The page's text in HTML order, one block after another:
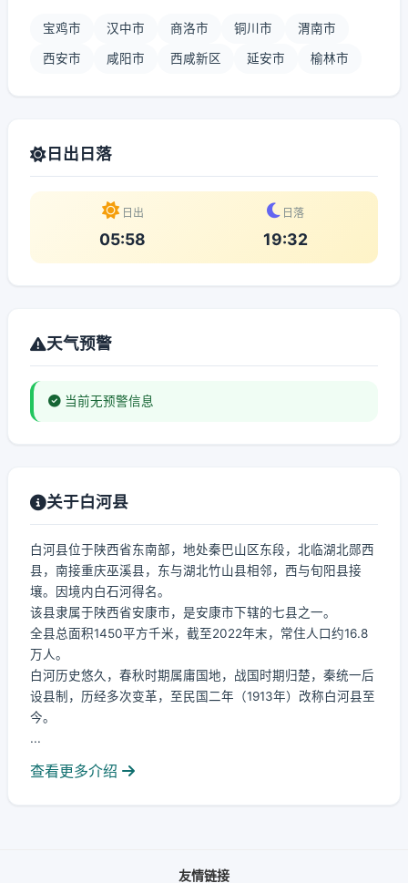
宝鸡市 汉中市 商洛市 铜川市 渭南市
西安市 咸阳市 西咸新区 延安市 榆林市
日出日落
日出
05:58
日落
19:32
天气预警
当前无预警信息
关于白河县
白河县位于陕西省东南部，地处秦巴山区东段，北临湖北郧西
县，南接重庆巫溪县，东与湖北竹山县相邻，西与旬阳县接
壤。因境内白石河得名。
该县隶属于陕西省安康市，是安康市下辖的七县之一。
全县总面积1450平方千米，截至2022年末，常住人口约16.8
万人。
白河历史悠久，春秋时期属庸国地，战国时期归楚，秦统一后
设县制，历经多次变革，至民国二年（1913年）改称白河县至
今。
...
查看更多介绍
友情链接